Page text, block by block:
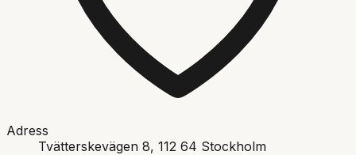
Adress
Tvätterskevägen 8, 112 64 Stockholm